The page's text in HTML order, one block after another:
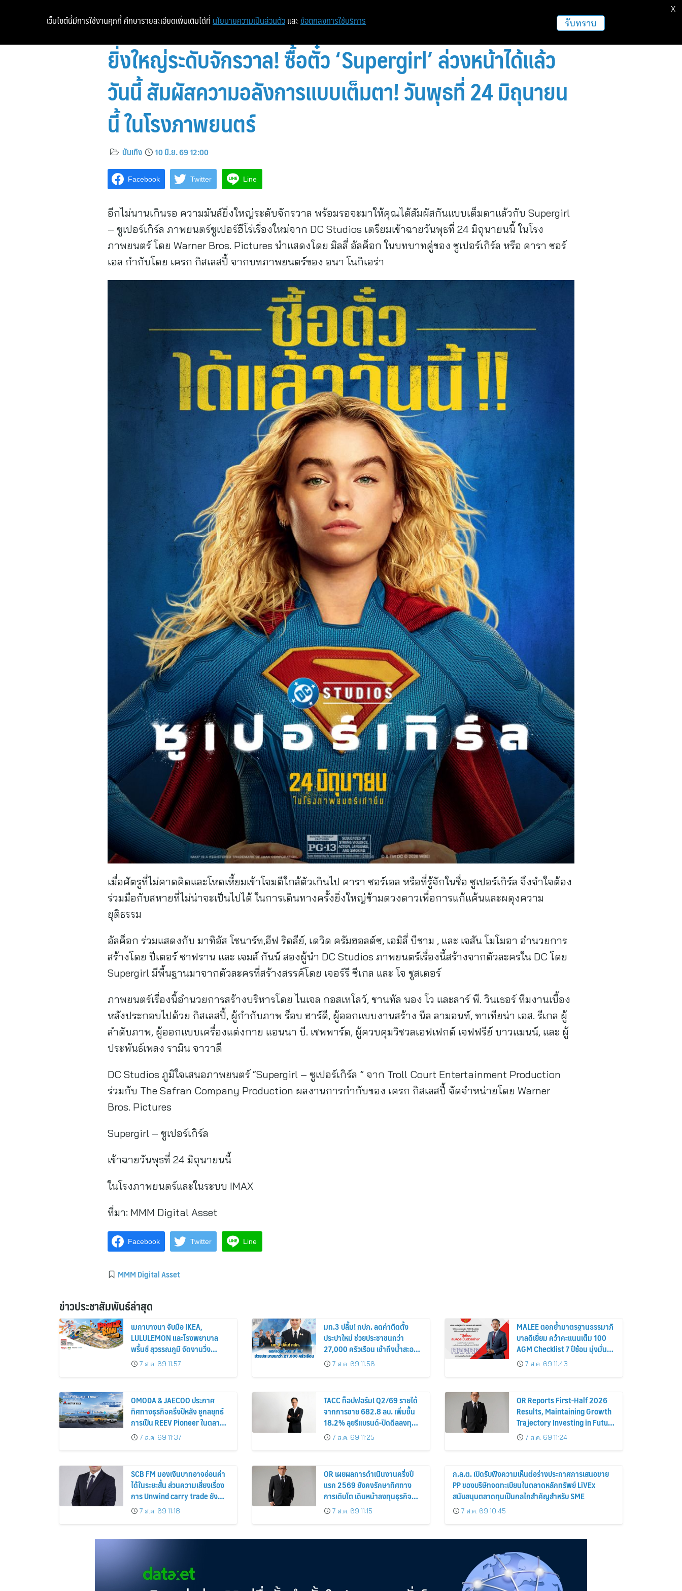
ยิ่งใหญ่ระดับจักรวาล! ซื้อตั๋ว ‘Supergirl’ ล่วงหน้าได้แล้ว
วันนี้ สัมผัสความอลังการแบบเต็มตา! วันพุธที่ 24 มิถุนายน
นี้ ในโรงภาพยนตร์
บันเทิง 10 มิ.ย. 69 12:00
Facebook Twitter Line
อีกไม่นานเกินรอ ความมันส์ยิ่งใหญ่ระดับจักรวาล พร้อมรอจะมาให้คุณได้สัมผัสกันแบบเต็มตาแล้วกับ Supergirl
– ซูเปอร์เกิร์ล ภาพยนตร์ซูเปอร์ฮีโร่เรื่องใหม่จาก DC Studios เตรียมเข้าฉายวันพุธที่ 24 มิถุนายนนี้ ในโรง
ภาพยนตร์ โดย Warner Bros. Pictures นำแสดงโดย มิลลี่ อัลค็อก ในบทบาทคู่ของ ซูเปอร์เกิร์ล หรือ คารา ซอร์
เอล กำกับโดย เครก กิสเลสปี้ จากบทภาพยนตร์ของ อนา โนกิเอร่า
เมื่อศัตรูที่ไม่คาดคิดและโหดเหี้ยมเข้าโจมตีใกล้ตัวเกินไป คารา ซอร์เอล หรือที่รู้จักในชื่อ ซูเปอร์เกิร์ล จึงจำใจต้อง
ร่วมมือกับสหายที่ไม่น่าจะเป็นไปได้ ในการเดินทางครั้งยิ่งใหญ่ข้ามดวงดาวเพื่อการแก้แค้นและผดุงความ
ยุติธรรม
อัลค็อก ร่วมแสดงกับ มาทิอัส โชนาร์ท,อีฟ ริดลีย์, เดวิด ครัมฮอลต์ซ, เอมิลี่ บีชาม , และ เจสัน โมโมอา อำนวยการ
สร้างโดย ปีเตอร์ ซาฟราน และ เจมส์ กันน์ สองผู้นำ DC Studios ภาพยนตร์เรื่องนี้สร้างจากตัวละครใน DC โดย
Supergirl มีพื้นฐานมาจากตัวละครที่สร้างสรรค์โดย เจอร์รี ซีเกล และ โจ ชูสเตอร์
ภาพยนตร์เรื่องนี้อำนวยการสร้างบริหารโดย ไนเจล กอสเทโลว์, ชานทัล นอง โว และลาร์ พี. วินเธอร์ ทีมงานเบื้อง
หลังประกอบไปด้วย กิสเลสปี้, ผู้กำกับภาพ ร็อบ ฮาร์ดี, ผู้ออกแบบงานสร้าง นีล ลามอนท์, ทาเทียน่า เอส. รีเกล ผู้
ลำดับภาพ, ผู้ออกแบบเครื่องแต่งกาย แอนนา บี. เชพพาร์ด, ผู้ควบคุมวิชวลเอฟเฟกต์ เจฟฟรีย์ บาวแมนน์, และ ผู้
ประพันธ์เพลง รามิน จาวาดี
DC Studios ภูมิใจเสนอภาพยนตร์ “Supergirl – ซูเปอร์เกิร์ล ” จาก Troll Court Entertainment Production
ร่วมกับ The Safran Company Production ผลงานการกำกับของ เครก กิสเลสปี้ จัดจำหน่ายโดย Warner
Bros. Pictures
Supergirl – ซูเปอร์เกิร์ล
เข้าฉายวันพุธที่ 24 มิถุนายนนี้
ในโรงภาพยนตร์และในระบบ IMAX
ที่มา: MMM Digital Asset
Facebook Twitter Line
MMM Digital Asset
ข่าวประชาสัมพันธ์ล่าสุด
เมกาบางนา จับมือ IKEA,
LULULEMON และโรงพยาบาล
พริ้นซ์ สุวรรณภูมิ จัดงานวิ่ง
“POWER RUN” ครั้งแรกใน
ประเทศไทย
7 ส.ค. 69 11:57
มท.3 ปลื้ม! กปภ. ลดค่าติดตั้ง
ประปาใหม่ ช่วยประชาชนกว่า
27,000 ครัวเรือน เข้าถึงน้ำสะอาด
ลดค่าใช้จ่ายกว่า 14.8 ล้านบาท
7 ส.ค. 69 11:56
MALEE ตอกย้ำมาตรฐานธรรมาภิ
บาลดีเยี่ยม คว้าคะแนนเต็ม 100
AGM Checklist 7 ปีซ้อน มุ่งมั่น
พัฒนาระบบกำกับดูกิจการ เพื่อยก
ระดับสู่มาตรฐานสากล
7 ส.ค. 69 11:43
OMODA & JAECOO ประกาศ
ทิศทางธุรกิจครึ่งปีหลัง ชูกลยุทธ์
การเป็น REEV Pioneer ในตลาด
ไทย7 ส.ค. 69 11:37
TACC ท็อปฟอร์ม! Q2/69 รายได้
จากการขาย 682.8 ลบ. เพิ่มขึ้น
18.2% ลุยรีแบรนด์-ปิดดีลลงทุน
ใหม่สร้าง New S-Curve หนุน
อนาคตเติบโตยั่งยืน
7 ส.ค. 69 11:25
OR Reports First-Half 2026
Results, Maintaining Growth
Trajectory Investing in Future
Businesses to Strengthen
Long-Term Growth
7 ส.ค. 69 11:24
SCB FM มองเงินบาทอาจอ่อนค่า
ได้ในระยะสั้น ส่วนความเสี่ยงเรื่อง
การ Unwind carry trade ยังต่ำ
แม้เงินเยนแข็งค่าเร็ว
7 ส.ค. 69 11:18
OR เผยผลการดำเนินงานครึ่งปี
แรก 2569 ยังคงรักษาทิศทาง
การเติบโต เดินหน้าลงทุนธุรกิจ
อนาคต เสริมการเติบโตระยะยาว
7 ส.ค. 69 11:15
ก.ล.ต. เปิดรับฟังความเห็นต่อร่างประกาศการเสนอขาย
PP ของบริษัทจดทะเบียนในตลาดหลักทรัพย์ LiVEx
สนับสนุนตลาดทุนเป็นกลไกสำคัญสำหรับ SME
7 ส.ค. 69 10:45
เว็บไซต์นี้มีการใช้งานคุกกี้ ศึกษารายละเอียดเพิ่มเติมได้ที่ นโยบายความเป็นส่วนตัว และ ข้อตกลงการใช้บริการ รับทราบ
X